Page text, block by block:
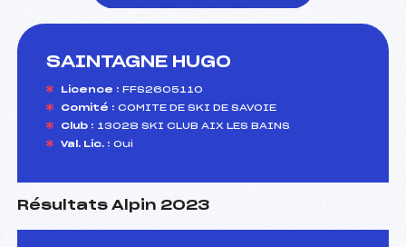
SAINTAGNE HUGO
Licence : FFS2605110
Comité : COMITE DE SKI DE SAVOIE
Club : 13028 SKI CLUB AIX LES BAINS
Val. Lic. : Oui
Résultats Alpin 2023